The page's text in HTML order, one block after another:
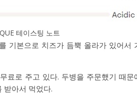
테이스팅 노트
기본으로 치즈가 듬뿍 올라가 있어서
료로 주고 있다. 두병을 주문했기 때문
받아서 먹었다.